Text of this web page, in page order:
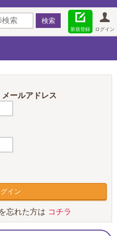
ログイン
新規登録
ールアドレス
忘れた方は コチラ